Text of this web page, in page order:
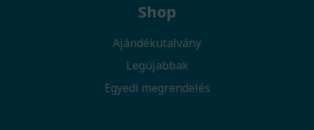
Shop
Ajándékutalvány
Legújabbak
Egyedi megrendelés